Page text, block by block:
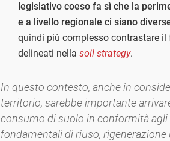
legislativo coeso fa sì che la
e a livello regionale ci siano
quindi più complesso contrastare
delineati nella soil strategy.
In questo contesto, anche in
territorio, sarebbe importante
consumo di suolo in conformità
fondamentali di riuso,